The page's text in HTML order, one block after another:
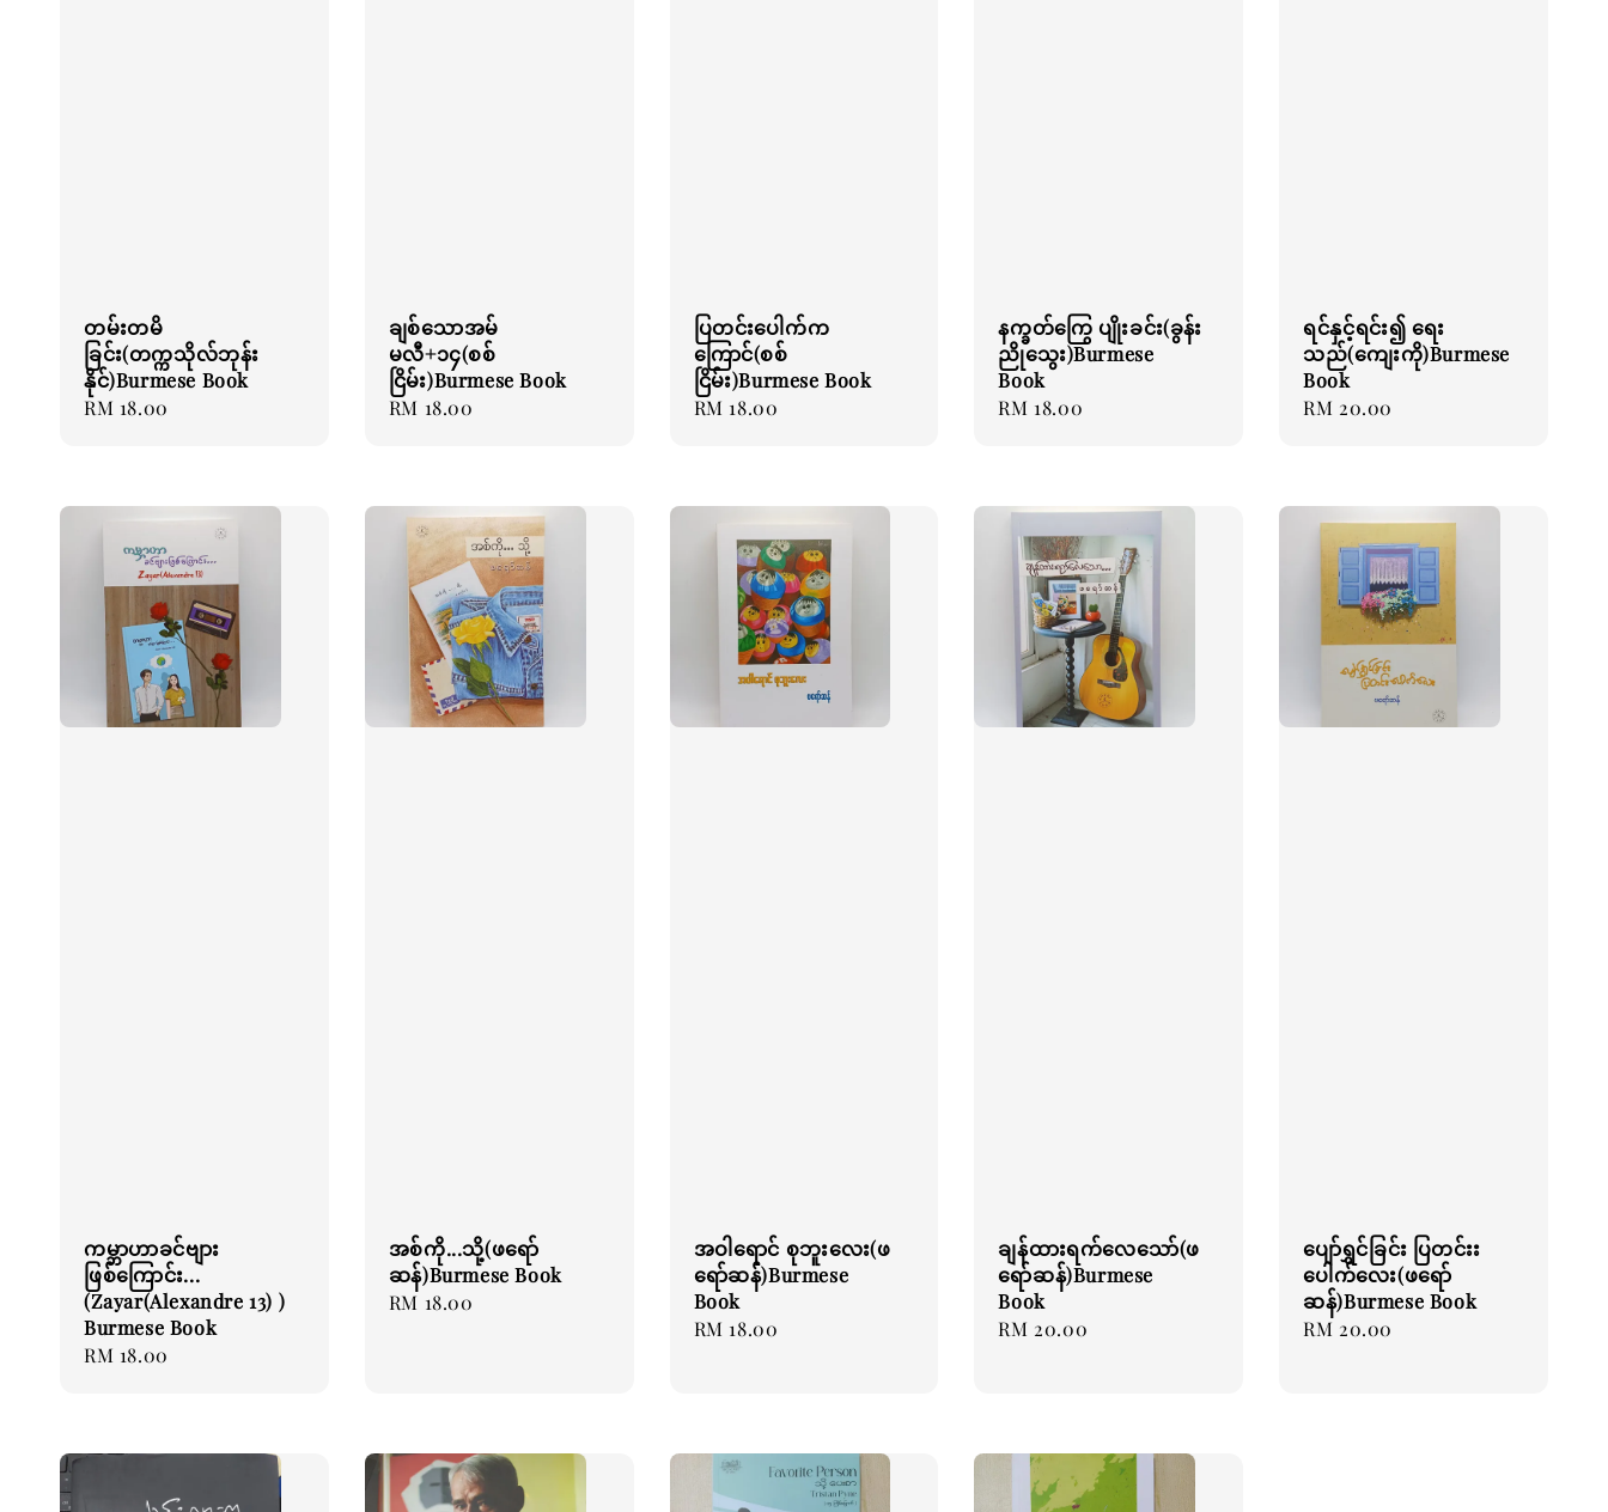
တမ်းတမိ
ခြင်း(တက္ကသိုလ်ဘုန်း
နိုင်)Burmese Book
Regular
RM 18.00
ချစ်သောအမ်
မလီ+၁၄(စစ်
ငြိမ်း)Burmese Book
Regular
RM 18.00
ပြတင်းပေါက်က
ကြောင်(စစ်
ငြိမ်း)Burmese Book
Regular
RM 18.00
နက္ခတ်ကြွေ ပျိုးခင်း(ခွန်း
ညိုသွေး)Burmese
Book
Regular
RM 18.00
ရင်နှင့်ရင်း၍ ရေး
သည်(ကျေးကို)Burmese
Book
Regular
RM 20.00
ကမ္ဘာဟာခင်ဗျား
ဖြစ်ကြောင်း...
(Zayar(Alexandre 13) )
Burmese Book
Regular
RM 18.00
အစ်ကို...သို့(ဖရော်
ဆန်)Burmese Book
Regular
RM 18.00
အဝါရောင် စုဘူးလေး(ဖ
ရော်ဆန်)Burmese
Book
Regular
RM 18.00
ချန်ထားရက်လေသော်(ဖ
ရော်ဆန်)Burmese
Book
Regular
RM 20.00
ပျော်ရွှင်ခြင်း ပြတင်းး
ပေါက်လေး(ဖရော်
ဆန်)Burmese Book
Regular
RM 20.00